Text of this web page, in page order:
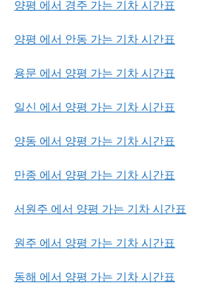
양평 에서 경주 가는 기차 시간표
양평 에서 안동 가는 기차 시간표
용문 에서 양평 가는 기차 시간표
일신 에서 양평 가는 기차 시간표
양동 에서 양평 가는 기차 시간표
만종 에서 양평 가는 기차 시간표
서원주 에서 양평 가는 기차 시간표
원주 에서 양평 가는 기차 시간표
동해 에서 양평 가는 기차 시간표